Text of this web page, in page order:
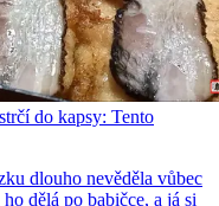
do kapsy: Tento
dlouho nevěděla vůbec
dělá po babičce, a já si